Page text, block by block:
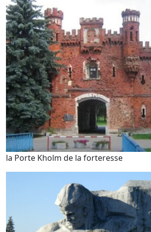
la Porte Kholm de la forteresse